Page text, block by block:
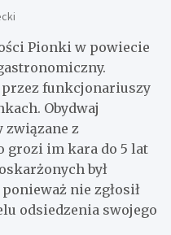
Pionki w powiecie
przez funkcjonariuszy
Obydwaj
związane z
grozi im kara do 5 lat
był
nie zgłosił
odsiedzenia swojego